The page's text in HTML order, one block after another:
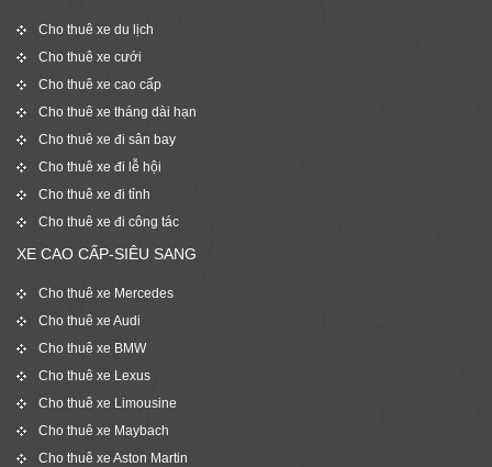
Cho thuê xe du lịch
Cho thuê xe cưới
Cho thuê xe cao cấp
Cho thuê xe tháng dài hạn
Cho thuê xe đi sân bay
Cho thuê xe đi lễ hội
Cho thuê xe đi tỉnh
Cho thuê xe đi công tác
XE CAO CẤP-SIÊU SANG
Cho thuê xe Mercedes
Cho thuê xe Audi
Cho thuê xe BMW
Cho thuê xe Lexus
Cho thuê xe Limousine
Cho thuê xe Maybach
Cho thuê xe Aston Martin